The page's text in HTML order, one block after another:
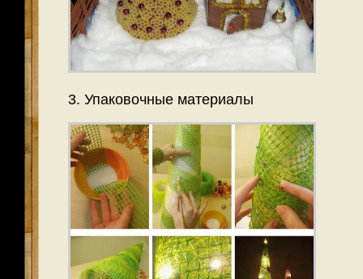
3. Упаковочные материалы